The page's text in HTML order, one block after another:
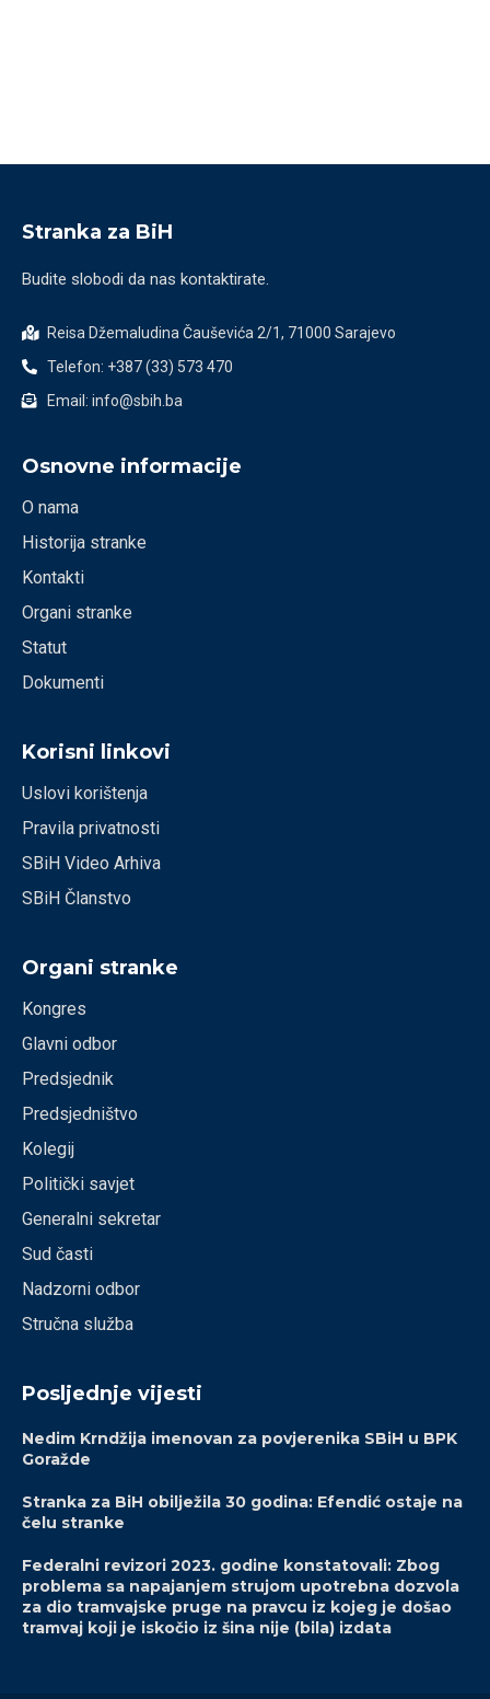
Stranka za BiH
Budite slobodi da nas kontaktirate.
Reisa Džemaludina Čauševića 2/1, 71000 Sarajevo
Telefon: +387 (33) 573 470
Email: info@sbih.ba
Osnovne informacije
O nama
Historija stranke
Kontakti
Organi stranke
Statut
Dokumenti
Korisni linkovi
Uslovi korištenja
Pravila privatnosti
SBiH Video Arhiva
SBiH Članstvo
Organi stranke
Kongres
Glavni odbor
Predsjednik
Predsjedništvo
Kolegij
Politički savjet
Generalni sekretar
Sud časti
Nadzorni odbor
Stručna služba
Posljednje vijesti
Nedim Krndžija imenovan za povjerenika SBiH u BPK
Goražde
Stranka za BiH obilježila 30 godina: Efendić ostaje na
čelu stranke
Federalni revizori 2023. godine konstatovali: Zbog
problema sa napajanjem strujom upotrebna dozvola
za dio tramvajske pruge na pravcu iz kojeg je došao
tramvaj koji je iskočio iz šina nije (bila) izdata